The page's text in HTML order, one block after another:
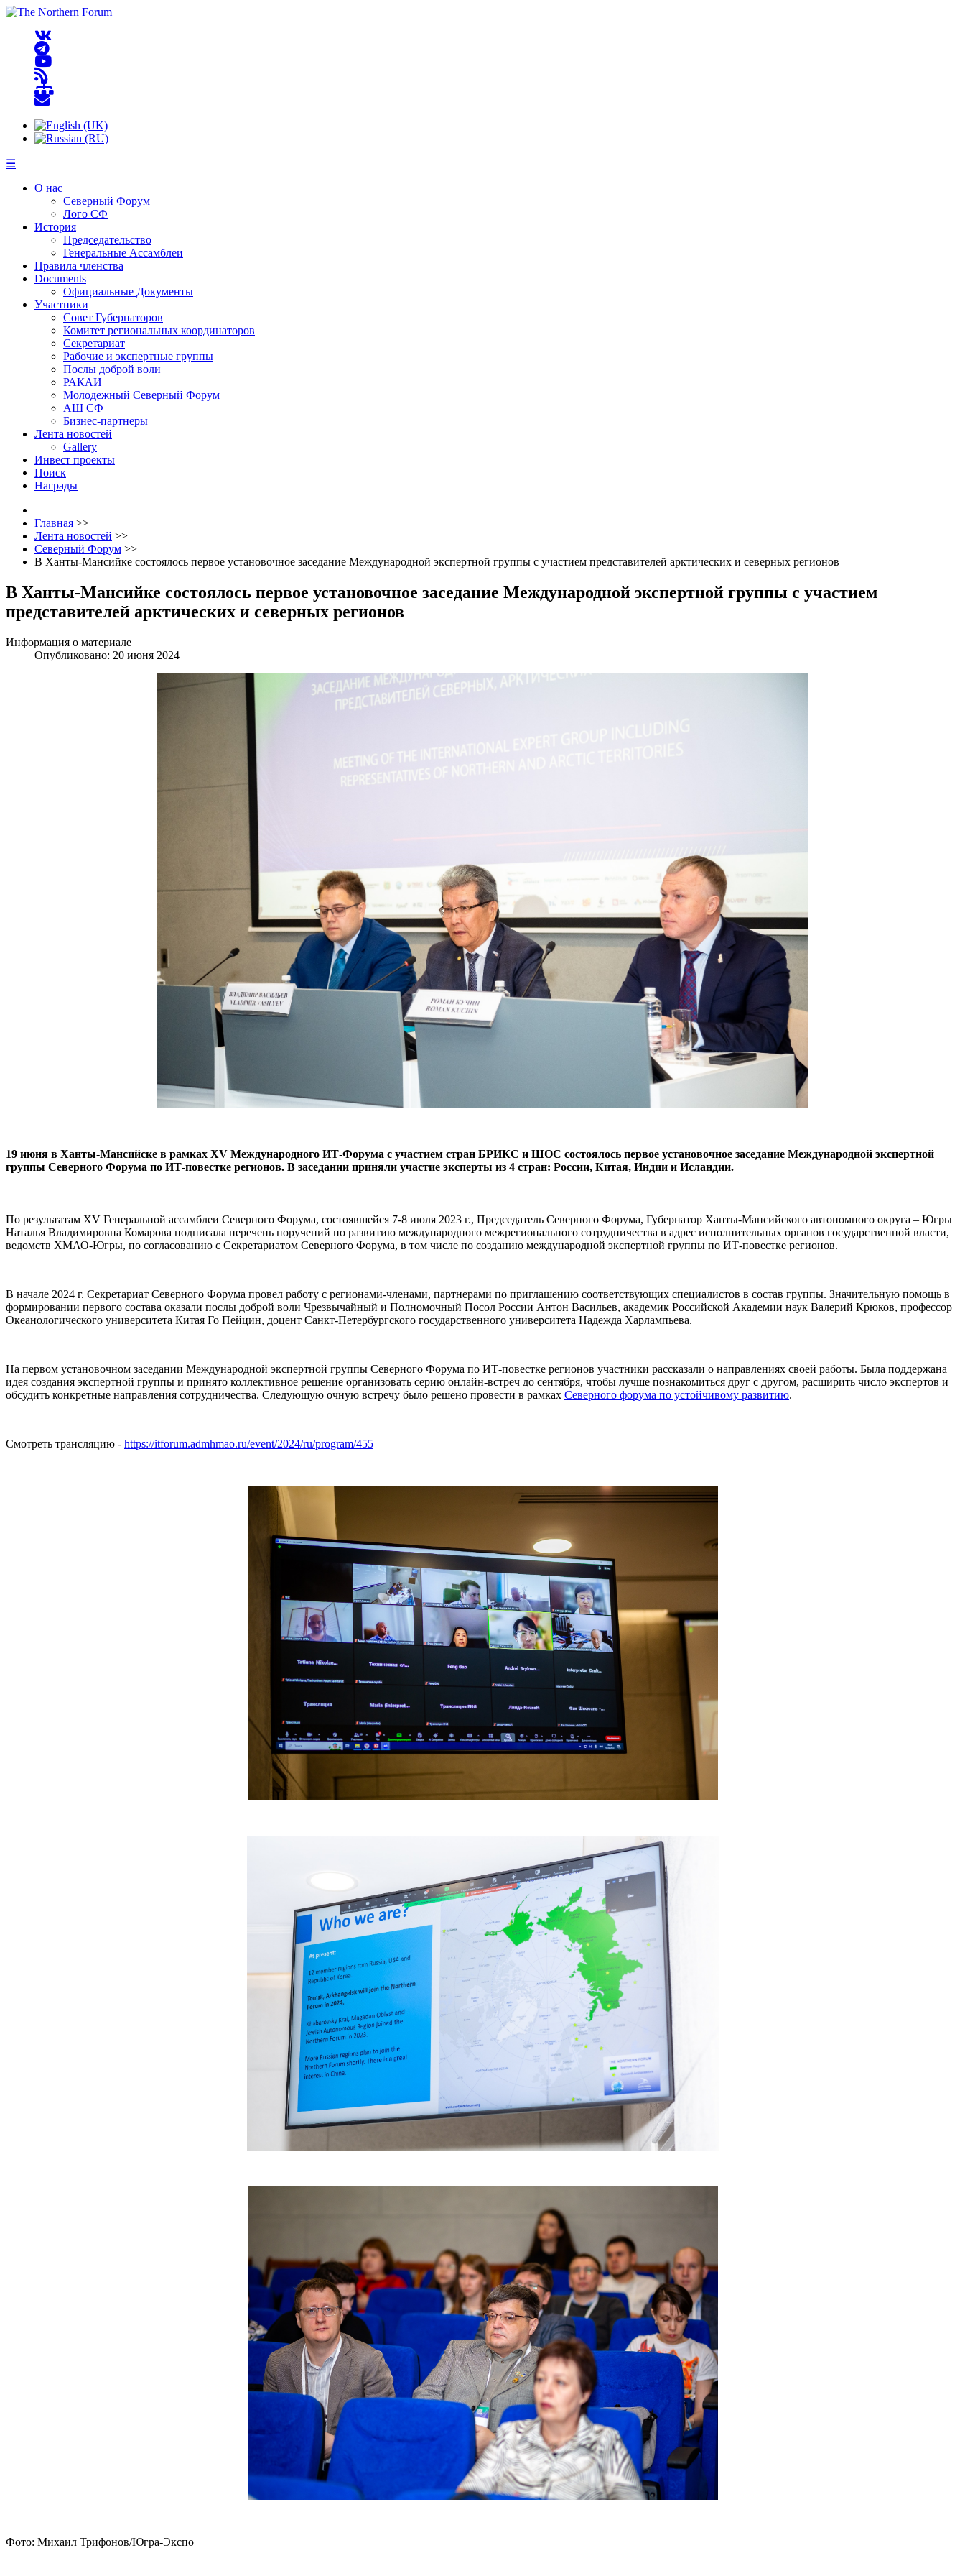
☰
О нас
Северный Форум
Лого СФ
История
Председательство
Генеральные Ассамблеи
Правила членства
Documents
Официальные Документы
Участники
Совет Губернаторов
Комитет региональных координаторов
Секретариат
Рабочие и экспертные группы
Послы доброй воли
РАКАИ
Молодежный Северный Форум
АШ СФ
Бизнес-партнеры
Лента новостей
Gallery
Инвест проекты
Поиск
Награды
Главная >>
Лента новостей >>
Северный Форум >>
В Ханты-Мансийке состоялось первое установочное заседание Международной экспертной группы с участием представителей арктических и северных регионов
В Ханты-Мансийке состоялось первое установочное заседание Международной экспертной группы с участием
представителей арктических и северных регионов
Информация о материале
Опубликовано: 20 июня 2024
19 июня в Ханты-Мансийске в рамках XV Международного ИТ-Форума с участием стран БРИКС и ШОС состоялось первое установочное заседание Международной экспертной
группы Северного Форума по ИТ-повестке регионов. В заседании приняли участие эксперты из 4 стран: России, Китая, Индии и Исландии.
По результатам XV Генеральной ассамблеи Северного Форума, состоявшейся 7-8 июля 2023 г., Председатель Северного Форума, Губернатор Ханты-Мансийского автономного округа – Югры
Наталья Владимировна Комарова подписала перечень поручений по развитию международного межрегионального сотрудничества в адрес исполнительных органов государственной власти,
ведомств ХМАО-Югры, по согласованию с Секретариатом Северного Форума, в том числе по созданию международной экспертной группы по ИТ-повестке регионов.
В начале 2024 г. Секретариат Северного Форума провел работу с регионами-членами, партнерами по приглашению соответствующих специалистов в состав группы. Значительную помощь в
формировании первого состава оказали послы доброй воли Чрезвычайный и Полномочный Посол России Антон Васильев, академик Российской Академии наук Валерий Крюков, профессор
Океанологического университета Китая Го Пейцин, доцент Санкт-Петербургского государственного университета Надежда Харлампьева.
На первом установочном заседании Международной экспертной группы Северного Форума по ИТ-повестке регионов участники рассказали о направлениях своей работы. Была поддержана
идея создания экспертной группы и принято коллективное решение организовать серию онлайн-встреч до сентября, чтобы лучше познакомиться друг с другом, расширить число экспертов и
обсудить конкретные направления сотрудничества. Следующую очную встречу было решено провести в рамках Северного форума по устойчивому развитию.
Смотреть трансляцию - https://itforum.admhmao.ru/event/2024/ru/program/455
Фото: Михаил Трифонов/Югра-Экспо